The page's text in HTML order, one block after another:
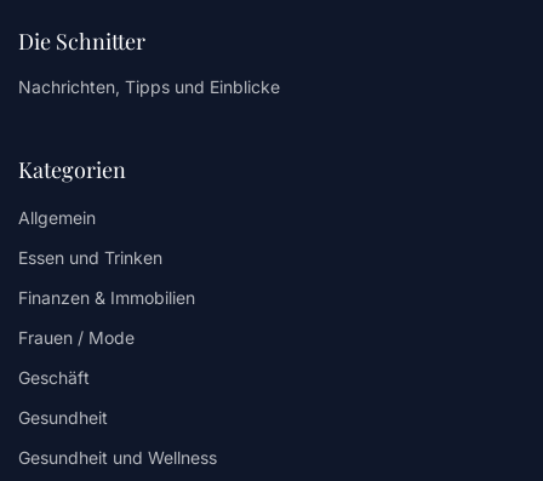
Die Schnitter
Nachrichten, Tipps und Einblicke
Kategorien
Allgemein
Essen und Trinken
Finanzen & Immobilien
Frauen / Mode
Geschäft
Gesundheit
Gesundheit und Wellness